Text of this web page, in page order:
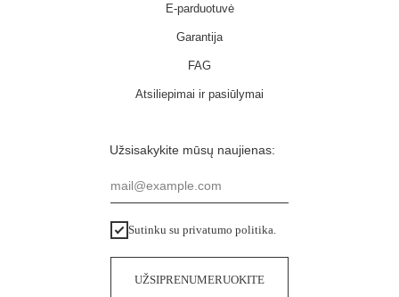
Užsisakykite mūsų naujienas:
mail@example.com
Sutinku su privatumo politika.
UŽSIPRENUMERUOKITE
Atsiliepimai ir pasiūlymai
FAG
Garantija
E-parduotuvė